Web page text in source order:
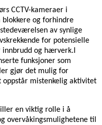
CCTV-kameraer i
blokkere og forhindre
av synlige
for potensielle
og hærverk.I
funksjoner som
gjør det mulig for
oppstår mistenkelig aktivitet
en viktig rolle i å
overvåkingsmulighetene til